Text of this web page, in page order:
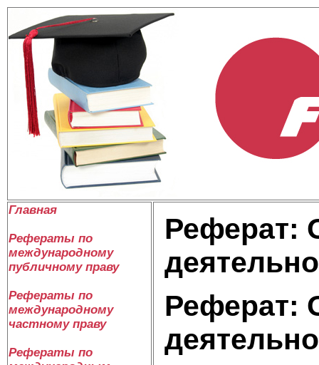
Главная
Рефераты по
международному
публичному праву
Рефераты по
международному
частному праву
Рефераты по
Реферат:
Реферат: